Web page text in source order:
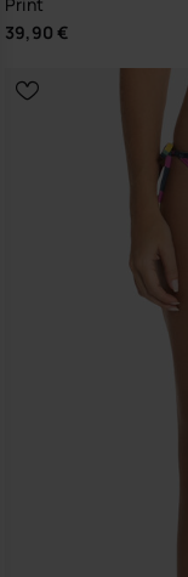
39,90 €